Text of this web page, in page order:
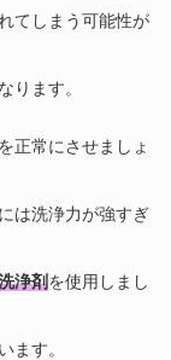
てしまう可能性が
ります。
正常にさせましょ
は洗浄力が強すぎ
浄剤を使用しまし
ます。